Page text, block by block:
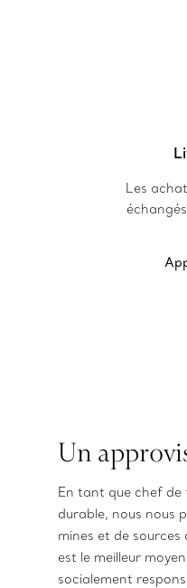
Les
Un
En tant que chef de
durable, nous nous
mines et de
est le meilleur
socialement